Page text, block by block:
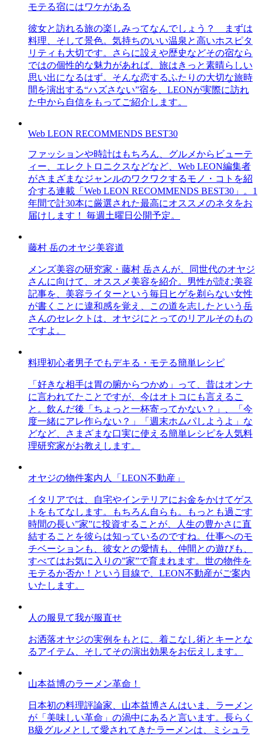
モテる宿にはワケがある
彼女と訪れる旅の楽しみってなんでしょう？ まずは
料理、そして景色。気持ちのいい温泉と高いホスピタ
リティも大切です。さらに設えや歴史などその宿なら
ではの個性的な魅力があれば、旅はきっと素晴らしい
思い出になるはず。そんな恋するふたりの大切な旅時
間を演出する“ハズさない”宿を、LEONが実際に訪れ
た中から自信をもってご紹介します。
Web LEON RECOMMENDS BEST30
ファッションや時計はもちろん、グルメからビューテ
ィー、エレクトロニクスなどなど、Web LEON編集者
がさまざまなジャンルのワクワクするモノ・コトを紹
介する連載「Web LEON RECOMMENDS BEST30」。1
年間で計30本に厳選された最高にオススメのネタをお
届けします！ 毎週土曜日公開予定。
藤村 岳のオヤジ美容道
メンズ美容の研究家・藤村 岳さんが、同世代のオヤジ
さんに向けて、オススメ美容を紹介。男性が読む美容
記事を、美容ライターという毎日ヒゲを剃らない女性
が書くことに違和感を覚え、この道を志したという岳
さんのセレクトは、オヤジにとってのリアルそのもの
ですよ。
料理初心者男子でもデキる・モテる簡単レシピ
「好きな相手は胃の腑からつかめ」って、昔はオンナ
に言われてたことですが、今はオトコにも言えるこ
と。飲んだ後「ちょっと一杯寄ってかない？」、「今
度一緒にアレ作らない？」「週末ホムパしようよ」な
どなど、さまざまな口実に使える簡単レシピを人気料
理研究家がお教えします。
オヤジの物件案内人「LEON不動産」
イタリアでは、自宅やインテリアにお金をかけてゲス
トをもてなします。もちろん自らも。もっとも過ごす
時間の長い”家”に投資することが、人生の豊かさに直
結することを彼らは知っているのですね。仕事へのモ
チベーションも、彼女との愛情も、仲間との遊びも、
すべてはお気に入りの”家”で育まれます。世の物件を
モテるか否か！という目線で、LEON不動産がご案内
いたします。
人の服見て我が服直せ
お洒落オヤジの実例をもとに、着こなし術とキーとな
るアイテム、そしてその演出効果をお伝えします。
山本益博のラーメン革命！
日本初の料理評論家、山本益博さんはいま、ラーメン
が「美味しい革命」の渦中にあると言います。長らく
B級グルメとして愛されてきたラーメンは、ミシュラ